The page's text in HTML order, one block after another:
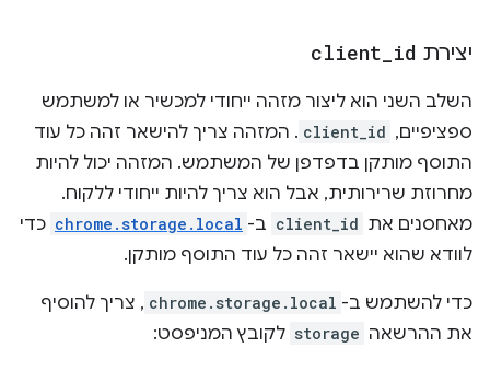
יצירת client id
השלב השני הוא ליצור מזהה ייחודי למכשיר או למשתמש
ספציפיים, client_id . המזהה צריך להישאר זהה כל עוד
התוסף מותקן בדפדפן של המשתמש. המזהה יכול להיות
מחרוזת שרירותית, אבל הוא צריך להיות ייחודי ללקוח.
מאחסנים את client_id ב- chrome.storage.local כדי
לוודא שהוא יישאר זהה כל עוד התוסף מותקן.
כדי להשתמש ב- chrome.storage.local , צריך להוסיף
את ההרשאה storage לקובץ המניפסט: